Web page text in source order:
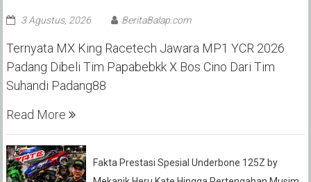
3 Agustus, 2026 BeritaBalap.com
Ternyata MX King Racetech Jawara MP1 YCR 2026
Padang Dibeli Tim Papabebkk X Bos Cino Dari Tim
Suhandi Padang88
Read More
Fakta Prestasi Spesial Underbone 125Z by